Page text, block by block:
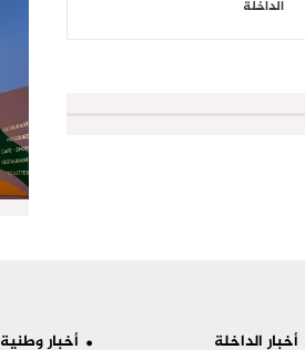
الداخلة
أخبار الداخلة أخبار وطنية